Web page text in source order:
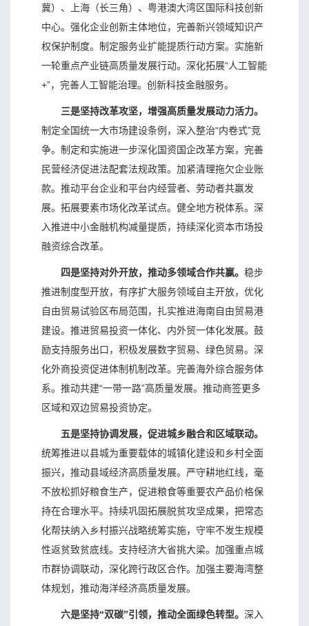
冀）、上海（长三角）、粤港澳大湾区国际科技创新
中心。强化企业创新主体地位，完善新兴领域知识产
权保护制度。制定服务业扩能提质行动方案。实施新
一轮重点产业链高质量发展行动。深化拓展“人工智能
+”，完善人工智能治理。创新科技金融服务。
三是坚持改革攻坚，增强高质量发展动力活力。
制定全国统一大市场建设条例，深入整治“内卷式”竞
争。制定和实施进一步深化国资国企改革方案，完善
民营经济促进法配套法规政策。加紧清理拖欠企业账
款。推动平台企业和平台内经营者、劳动者共赢发
展。拓展要素市场化改革试点。健全地方税体系。深
入推进中小金融机构减量提质，持续深化资本市场投
融资综合改革。
四是坚持对外开放，推动多领域合作共赢。 稳步
推进制度型开放，有序扩大服务领域自主开放，优化
自由贸易试验区布局范围，扎实推进海南自由贸易港
建设。推进贸易投资一体化、内外贸一体化发展。鼓
励支持服务出口，积极发展数字贸易、绿色贸易。深
化外商投资促进体制机制改革。完善海外综合服务体
系。推动共建“一带一路”高质量发展。推动商签更多
区域和双边贸易投资协定。
五是坚持协调发展，促进城乡融合和区域联动。
统筹推进以县城为重要载体的城镇化建设和乡村全面
振兴，推动县域经济高质量发展。严守耕地红线，毫
不放松抓好粮食生产，促进粮食等重要农产品价格保
持在合理水平。持续巩固拓展脱贫攻坚成果，把常态
化帮扶纳入乡村振兴战略统筹实施，守牢不发生规模
性返贫致贫底线。支持经济大省挑大梁。加强重点城
市群协调联动，深化跨行政区合作。加强主要海湾整
体规划，推动海洋经济高质量发展。
六是坚持“双碳”引领，推动全面绿色转型。 深入